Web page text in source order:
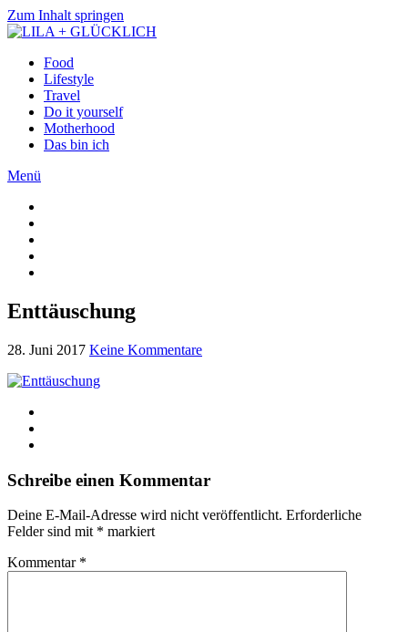
Zum Inhalt springen
Food
Lifestyle
Travel
Do it yourself
Motherhood
Das bin ich
Menü
Enttäuschung
28. Juni 2017 Keine Kommentare
Schreibe einen Kommentar
Deine E-Mail-Adresse wird nicht veröffentlicht. Erforderliche
Felder sind mit * markiert
Kommentar *